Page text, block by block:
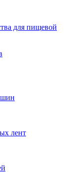
для пищевой
лент